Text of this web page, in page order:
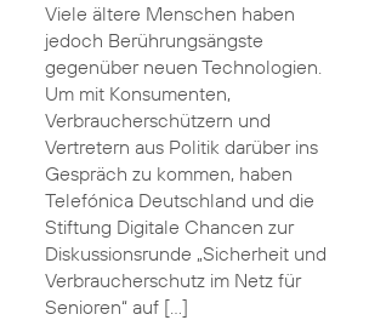
Viele ältere Menschen haben
jedoch Berührungsängste
gegenüber neuen Technologien.
Um mit Konsumenten,
Verbraucherschützern und
Vertretern aus Politik darüber ins
Gespräch zu kommen, haben
Telefónica Deutschland und die
Stiftung Digitale Chancen zur
Diskussionsrunde „Sicherheit und
Verbraucherschutz im Netz für
Senioren“ auf […]